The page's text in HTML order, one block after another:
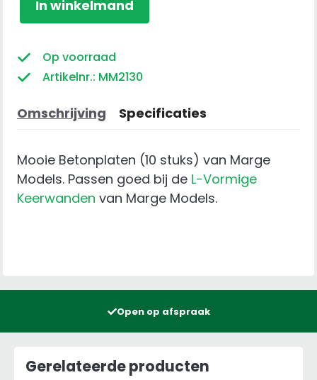
aantal
In winkelmand
Op voorraad
Artikelnr.: MM2130
Omschrijving Specificaties
Mooie Betonplaten (10 stuks) van Marge
Models. Passen goed bij de L-Vormige
Keerwanden van Marge Models.
Open op afspraak
Gerelateerde producten